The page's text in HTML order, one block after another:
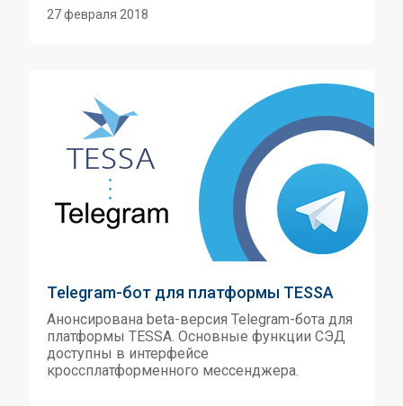
27 февраля 2018
Telegram-бот для платформы TESSA
Анонсирована beta-версия Telegram-бота для
платформы TESSA. Основные функции СЭД
доступны в интерфейсе
кроссплатформенного мессенджера.